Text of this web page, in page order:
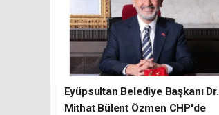
Eyüpsultan Belediye Başkanı Dr.
Mithat Bülent Özmen CHP'de